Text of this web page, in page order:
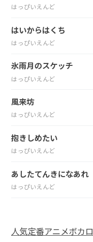
はっぴいえんど
はいからはくち
はっぴいえんど
氷雨月のスケッチ
はっぴいえんど
風来坊
はっぴいえんど
抱きしめたい
はっぴいえんど
あしたてんきになあれ
はっぴいえんど
人気定番アニメボカロ